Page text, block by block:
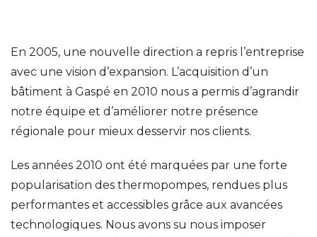
En 2005, une nouvelle direction a repris l’entreprise
avec une vision d’expansion. L’acquisition d’un
bâtiment à Gaspé en 2010 nous a permis d’agrandir
notre équipe et d’améliorer notre présence
régionale pour mieux desservir nos clients.
Les années 2010 ont été marquées par une forte
popularisation des thermopompes, rendues plus
performantes et accessibles grâce aux avancées
technologiques. Nous avons su nous imposer